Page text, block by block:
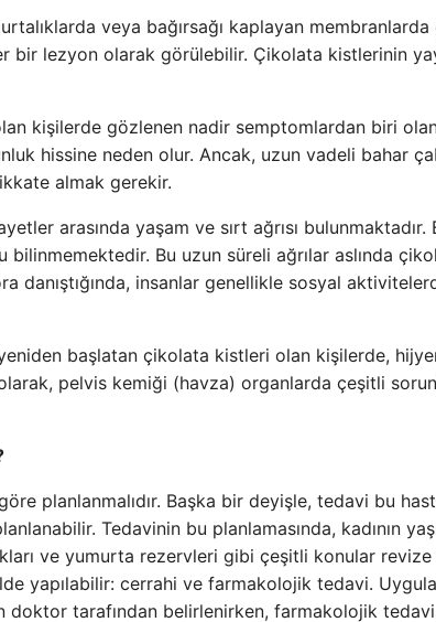
veya bağırsağı kaplayan
bir lezyon olarak görülebilir. Çikolata kistlerinin
kişilerde gözlenen nadir semptomlardan biri
hissine neden olur. Ancak, uzun vadeli bahar
almak gerekir.
arasında yaşam ve sırt ağrısı bulunmaktadır.
Bu uzun süreli ağrılar aslında
danıştığında, insanlar genellikle sosyal
yeniden başlatan çikolata kistleri olan kişilerde,
pelvis kemiği (havza) organlarda çeşitli
planlanmalıdır. Başka bir deyişle, tedavi bu
Tedavinin bu planlamasında, kadının
ve yumurta rezervleri gibi çeşitli konular
yapılabilir: cerrahi ve farmakolojik tedavi.
doktor tarafından belirlenirken, farmakolojik